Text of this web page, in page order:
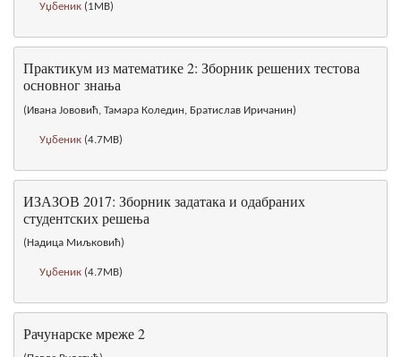
Уџбеник (1MB)
Практикум из математике 2: Зборник решених тестова
основног знања
(Ивана Јововић, Тамара Коледин, Братислав Иричанин)
Уџбеник (4.7MB)
ИЗАЗОВ 2017: Зборник задатака и одабраних
студентских решења
(Надица Миљковић)
Уџбеник (4.7MB)
Рачунарске мреже 2